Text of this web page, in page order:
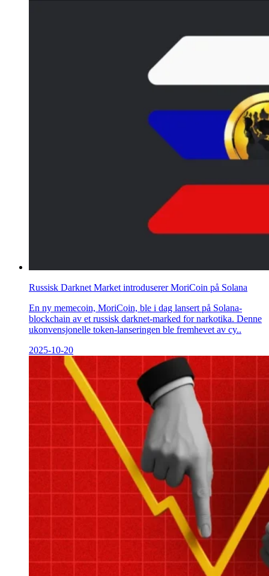
Russisk Darknet Market introduserer MoriCoin på Solana
En ny memecoin, MoriCoin, ble i dag lansert på Solana-
blockchain av et russisk darknet-marked for narkotika. Denne
ukonvensjonelle token-lanseringen ble fremhevet av cy..
2025-10-20